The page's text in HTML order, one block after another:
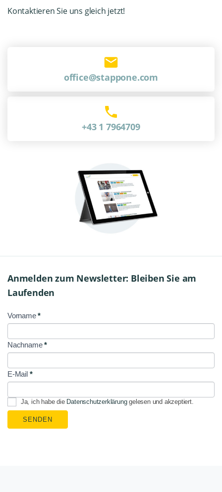
Kontaktieren Sie uns gleich jetzt!
office@stappone.com
+43 1 7964709
Anmelden zum Newsletter: Bleiben Sie am
Laufenden
NL
Signup
Vorname*
Nachname*
E-Mail *
Ja, ich habe die Datenschutzerklärunggelesen und akzeptiert.
SENDEN